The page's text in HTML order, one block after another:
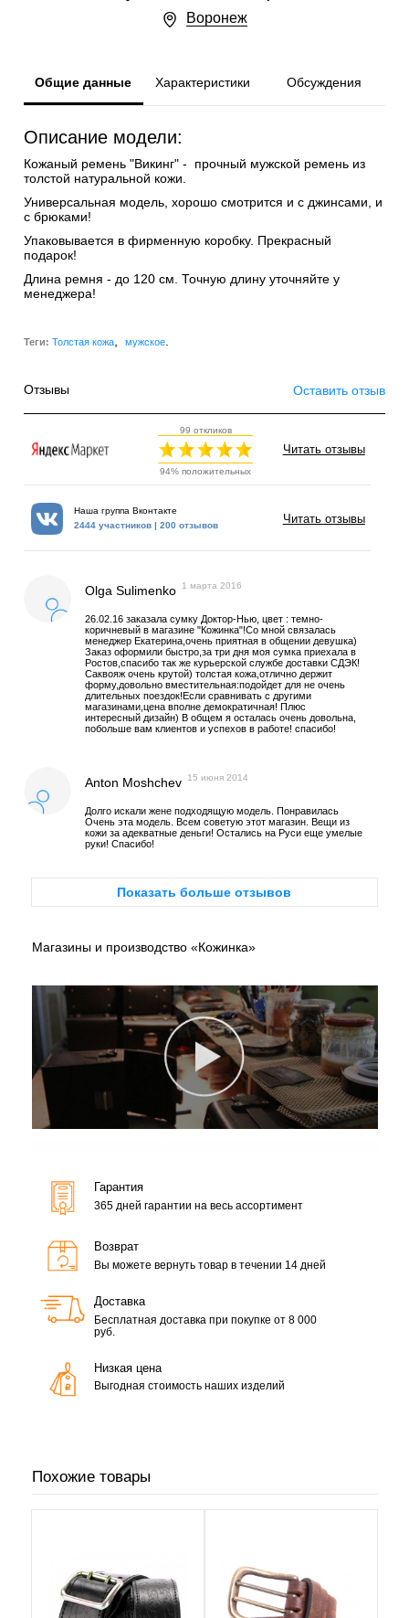
Воронеж
Общие данные Характеристики Обсуждения
Описание модели:
Кожаный ремень "Викинг" - прочный мужской ремень из
толстой натуральной кожи.
Универсальная модель, хорошо смотрится и с джинсами, и
с брюками!
Упаковывается в фирменную коробку. Прекрасный
подарок!
Длина ремня - до 120 см. Точную длину уточняйте у
менеджера!
Теги: Толстая кожа, мужское.
Отзывы Оставить отзыв
99 откликов
94% положительных
Читать отзывы
Наша группа Вконтакте
2444 участников | 200 отзывов
Читать отзывы
Olga Sulimenko 1 марта 2016
26.02.16 заказала сумку Доктор-Нью, цвет : темно-
коричневый в магазине "Кожинка"!Со мной связалась
менеджер Екатерина,очень приятная в общении девушка)
Заказ оформили быстро,за три дня моя сумка приехала в
Ростов,спасибо так же курьерской службе доставки СДЭК!
Саквояж очень крутой) толстая кожа,отлично держит
форму,довольно вместительная:подойдет для не очень
длительных поездок!Если сравнивать с другими
магазинами,цена вполне демократичная! Плюс
интересный дизайн) В общем я осталась очень довольна,
побольше вам клиентов и успехов в работе! спасибо!
Anton Moshchev 15 июня 2014
Долго искали жене подходящую модель. Понравилась
Очень эта модель. Всем советую этот магазин. Вещи из
кожи за адекватные деньги! Остались на Руси еще умелые
руки! Спасибо!
Показать больше отзывов
Магазины и производство «Кожинка»
Гарантия
365 дней гарантии на весь ассортимент
Возврат
Вы можете вернуть товар в течении 14 дней
Доставка
Бесплатная доставка при покупке от 8 000
руб.
Низкая цена
Выгодная стоимость наших изделий
Похожие товары